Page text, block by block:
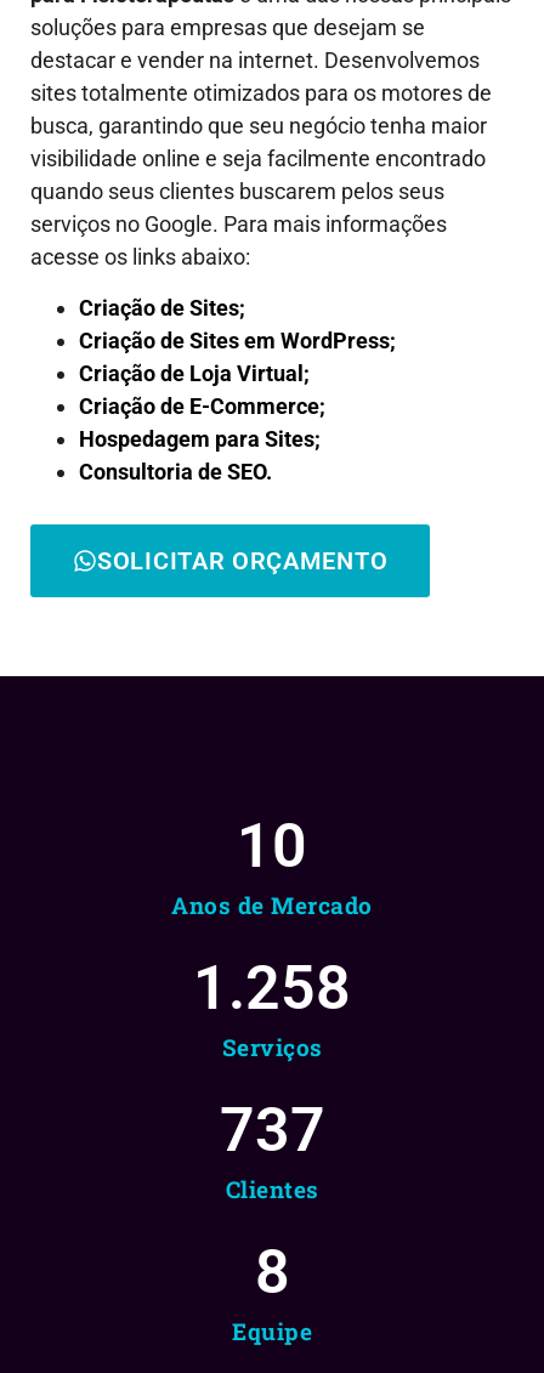
soluções para empresas que desejam se
destacar e vender na internet. Desenvolvemos
sites totalmente otimizados para os motores de
busca, garantindo que seu negócio tenha maior
visibilidade online e seja facilmente encontrado
quando seus clientes buscarem pelos seus
serviços no Google. Para mais informações
acesse os links abaixo:
Criação de Sites;
Criação de Sites em WordPress;
Criação de Loja Virtual;
Criação de E-Commerce;
Hospedagem para Sites;
Consultoria de SEO.
SOLICITAR ORÇAMENTO
Anos de Mercado
10
Serviços
1.258
Clientes
737
Equipe
8